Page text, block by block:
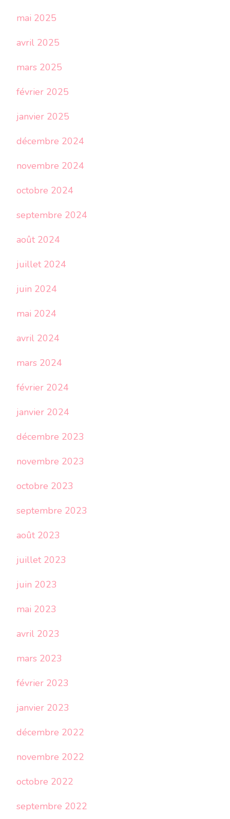
mai 2025
avril 2025
mars 2025
février 2025
janvier 2025
décembre 2024
novembre 2024
octobre 2024
septembre 2024
août 2024
juillet 2024
juin 2024
mai 2024
avril 2024
mars 2024
février 2024
janvier 2024
décembre 2023
novembre 2023
octobre 2023
septembre 2023
août 2023
juillet 2023
juin 2023
mai 2023
avril 2023
mars 2023
février 2023
janvier 2023
décembre 2022
novembre 2022
octobre 2022
septembre 2022